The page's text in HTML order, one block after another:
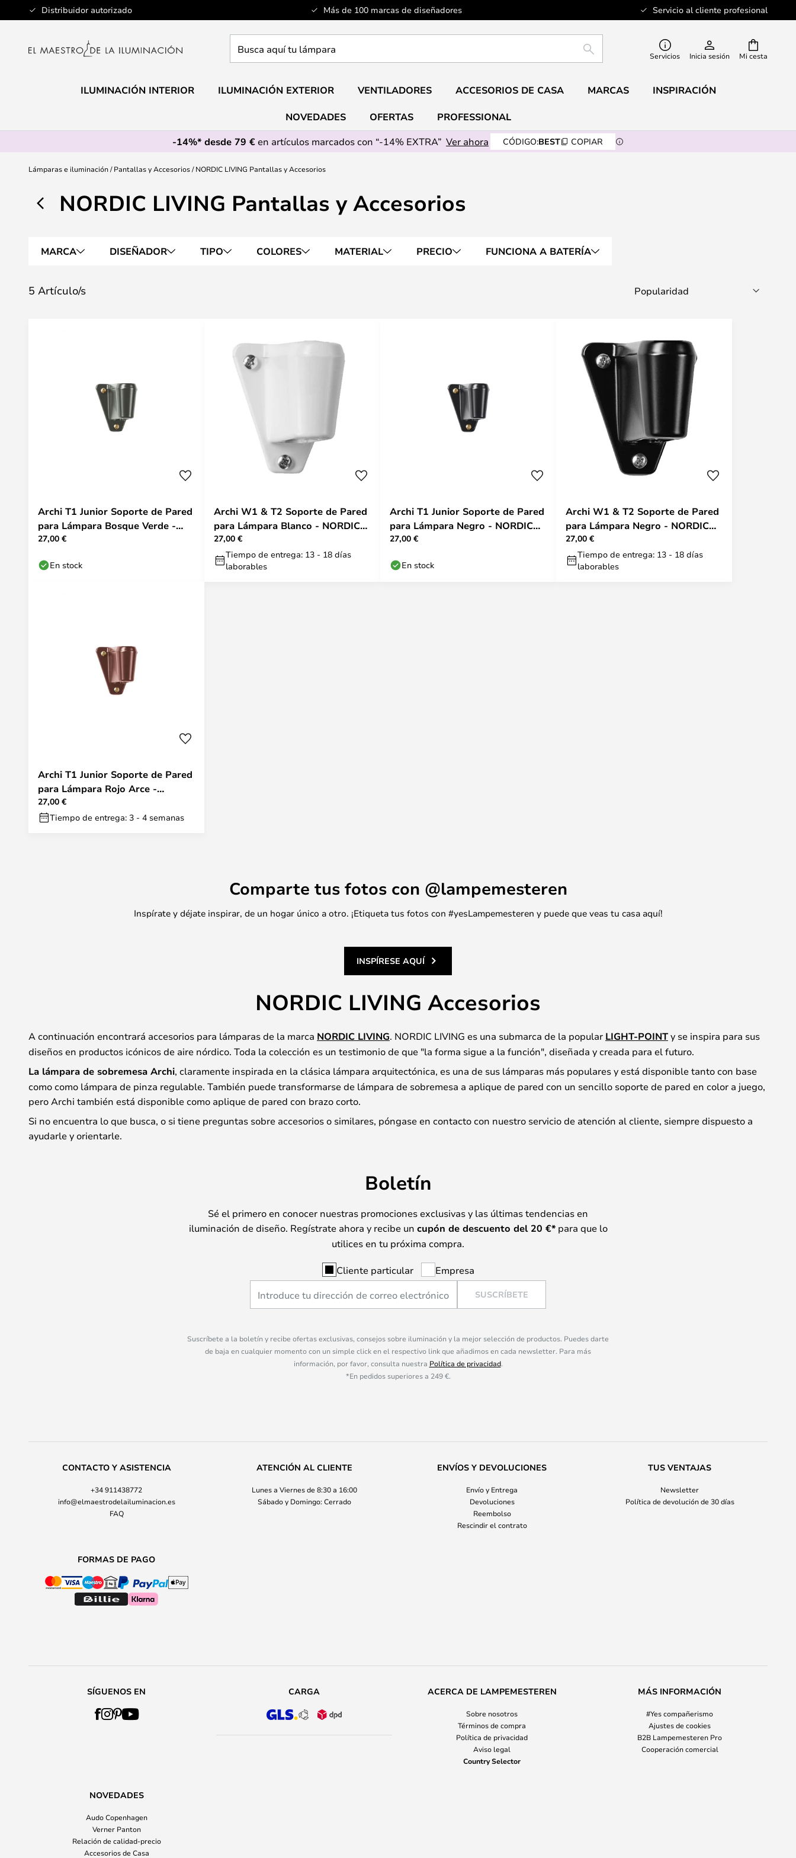
Distribuidor autorizado Más de 100 marcas de diseñadores Servicio al cliente profesional
Ir
al
Mi cesta
aquí
lámpara
BUSCAR Servicios Inicia sesión
ILUMINACIÓN INTERIOR ILUMINACIÓN EXTERIOR VENTILADORES ACCESORIOS DE CASA MARCAS INSPIRACIÓN
NOVEDADES OFERTAS
PROFESSIONAL
-14%* desde 79 €en artículos marcados con “-14% EXTRA” Ver ahora CÓDIGO:BEST COPIAR
Lámparas e iluminación Pantallas y Accesorios NORDIC LIVING Pantallas y Accesorios
NORDIC LIVING Pantallas y Accesorios
MARCA DISEÑADOR TIPO COLORES MATERIAL PRECIO FUNCIONA A BATERÍA
5 Artículo/s
Archi T1 Junior Soporte de Pared
para Lámpara Bosque Verde -
NORDIC LIVING
27,00 €
En stock
Archi W1 & T2 Soporte de Pared
para Lámpara Blanco - NORDIC
LIVING
27,00 €
Tiempo de entrega: 13 - 18 días
laborables
Archi T1 Junior Soporte de Pared
para Lámpara Negro - NORDIC
LIVING
27,00 €
En stock
Archi W1 & T2 Soporte de Pared
para Lámpara Negro - NORDIC
LIVING
27,00 €
Tiempo de entrega: 13 - 18 días
laborables
Archi T1 Junior Soporte de Pared
para Lámpara Rojo Arce -
NORDIC LIVING
27,00 €
Tiempo de entrega: 3 - 4 semanas
Comparte tus fotos con @lampemesteren
Inspírate y déjate inspirar, de un hogar único a otro. ¡Etiqueta tus fotos con #yesLampemesteren y puede que veas tu casa aquí!
INSPÍRESE AQUÍ
NORDIC LIVING Accesorios
A continuación encontrará accesorios para lámparas de la marca NORDIC LIVING. NORDIC LIVING es una submarca de la popular LIGHT-POINTy se inspira para sus
diseños en productos icónicos de aire nórdico. Toda la colección es un testimonio de que "la forma sigue a la función", diseñada y creada para el futuro.
La lámpara de sobremesa Archi, claramente inspirada en la clásica lámpara arquitectónica, es una de sus lámparas más populares y está disponible tanto con base
como como lámpara de pinza regulable. También puede transformarse de lámpara de sobremesa a aplique de pared con un sencillo soporte de pared en color a juego,
pero Archi también está disponible como aplique de pared con brazo corto.
Si no encuentra lo que busca, o si tiene preguntas sobre accesorios o similares, póngase en contacto con nuestro servicio de atención al cliente, siempre dispuesto a
ayudarle y orientarle.
Boletín
Sé el primero en conocer nuestras promociones exclusivas y las últimas tendencias en
iluminación de diseño. Regístrate ahora y recibe un cupón de descuento del 20 €*para que lo
utilices en tu próxima compra.
Cliente particular Empresa
SUSCRÍBETE
Suscríbete a la boletín y recibe ofertas exclusivas, consejos sobre iluminación y la mejor selección de productos. Puedes darte
de baja en cualquier momento con un simple click en el respectivo link que añadimos en cada newsletter. Para más
información, por favor, consulta nuestra Política de privacidad.
*En pedidos superiores a 249 €.
CONTACTO Y ASISTENCIA
+34 911438772
info@elmaestrodelailuminacion.es
FAQ
ATENCIÓN AL CLIENTE
Lunes a Viernes de 8:30 a 16:00
Sábado y Domingo: Cerrado
ENVÍOS Y DEVOLUCIONES
Envío y Entrega
Devoluciones
Reembolso
Rescindir el contrato
TUS VENTAJAS
Newsletter
Política de devolución de 30 días
FORMAS DE PAGO
SÍGUENOS EN CARGA ACERCA DE LAMPEMESTEREN
Sobre nosotros
Términos de compra
Política de privacidad
Aviso legal
Country Selector
MÁS INFORMACIÓN
#Yes compañerismo
Ajustes de cookies
B2B Lampemesteren Pro
Cooperación comercial
NOVEDADES
Audo Copenhagen
Verner Panton
Relación de calidad-precio
Accesorios de Casa